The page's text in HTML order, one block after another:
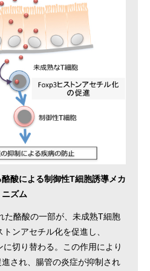
酸による制御性T細胞誘導メカ
ニズム
た酪酸の一部が、未成熟T細胞
ンアセチル化を促進し、
切り替わる。この作用により
され、腸管の炎症が抑制され